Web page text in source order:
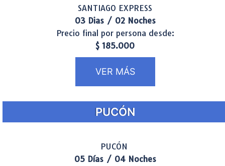
SANTIAGO EXPRESS
03 Dias / 02 Noches
Precio final por persona desde:
$ 185.000
VER MÁS
PUCÓN
PUCÓN
05 Días / 04 Noches